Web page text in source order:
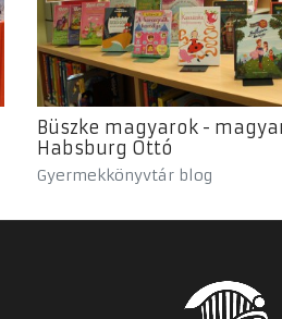
Büszke magyarok -
Habsburg Ottó
Gyermekkönyvtár blog